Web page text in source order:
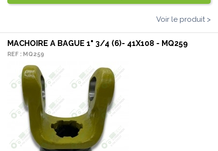
Voir le produit >
MACHOIRE A BAGUE 1" 3/4 (6)- 41X108 - MQ259
REF : MQ259